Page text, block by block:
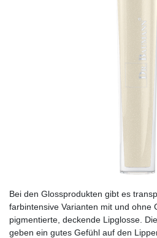
Bei den Glossprodukten gibt es
farbintensive Varianten mit und ohne
pigmentierte, deckende Lipglosse.
geben ein gutes Gefühl auf den